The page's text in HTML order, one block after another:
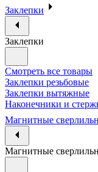
Заклепки
Заклепки
Смотреть все товары
Заклепки резьбовые
Заклепки вытяжные
Наконечники и
Магнитные
Магнитные